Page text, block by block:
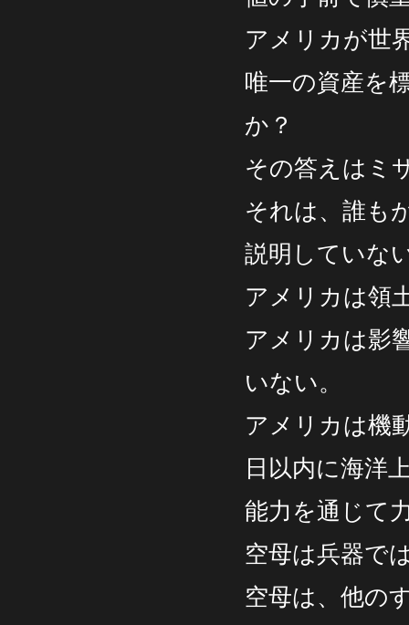
アメリカが世
唯一の資産を
か？
その答えはミ
それは、誰も
説明していな
アメリカは領
アメリカは影
いない。
アメリカは機
日以内に海洋
能力を通じて
空母は兵器で
空母は、他の